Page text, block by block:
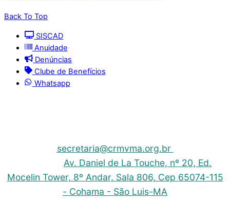
Back To Top
SISCAD
Anuidade
Denúncias
Clube de Benefícios
Whatsapp
secretaria@crmvma.org.br
Av. Daniel de La Touche, nº 20, Ed.
Mocelin Tower, 8º Andar, Sala 806, Cep 65074-115
- Cohama - São Luis-MA